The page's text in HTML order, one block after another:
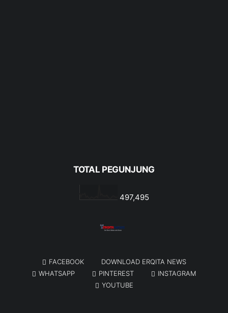
TOTAL PEGUNJUNG
497,495
FACEBOOK
DOWNLOAD ERQITA NEWS
WHATSAPP
PINTEREST
INSTAGRAM
YOUTUBE